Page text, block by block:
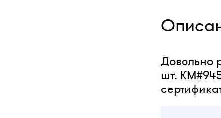
Довольно
шт.